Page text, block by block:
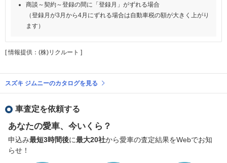
商談～契約～登録の間に「登録月」がずれる場合
（登録月が3月から4月にずれる場合は自動車税の額が大きく上がり
ます）
[ 情報提供：(株)リクルート ]
スズキ ジムニーのカタログを見る
車査定を依頼する
あなたの愛車、今いくら？
申込み最短3時間後に最大20社から愛車の査定結果をWebでお知
らせ！